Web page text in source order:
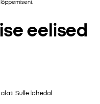
eelised
alati Sulle lähedal